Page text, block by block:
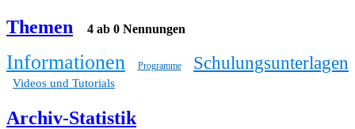
Themen 4 ab 0 Nennungen
Informationen Programme Schulungsunterlagen
Videos und Tutorials
Archiv-Statistik